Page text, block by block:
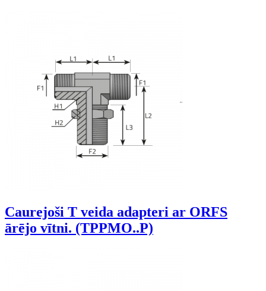
Caurejoši T veida adapteri ar ORFS
ārējo vītni. (TPPMO..P)